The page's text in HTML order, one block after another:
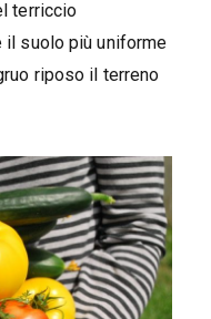
terriccio
il suolo più uniforme
riposo il terreno